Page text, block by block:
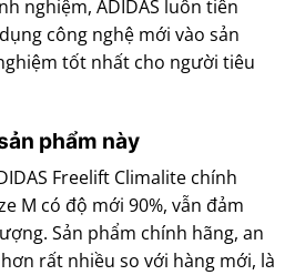
nghiệm, ADIDAS luôn tiên
công nghệ mới vào sản
tốt nhất cho người tiêu
phẩm này
Freelift Climalite chính
M có độ mới 90%, vẫn đảm
Sản phẩm chính hãng, an
rất nhiều so với hàng mới, là